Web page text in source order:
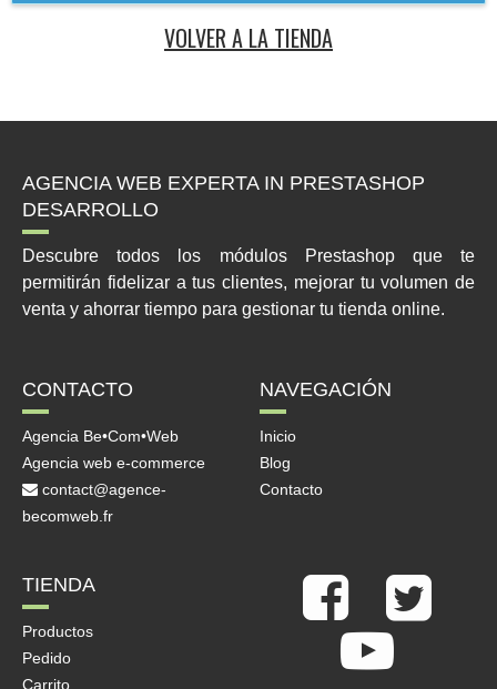
VOLVER A LA TIENDA
AGENCIA WEB EXPERTA IN PRESTASHOP
DESARROLLO
Descubre todos los módulos Prestashop que te
permitirán fidelizar a tus clientes, mejorar tu volumen de
venta y ahorrar tiempo para gestionar tu tienda online.
CONTACTO
Agencia Be•Com•Web
Agencia web e-commerce
contact@agence-
becomweb.fr
NAVEGACIÓN
Inicio
Blog
Contacto
TIENDA
Productos
Pedido
Carrito